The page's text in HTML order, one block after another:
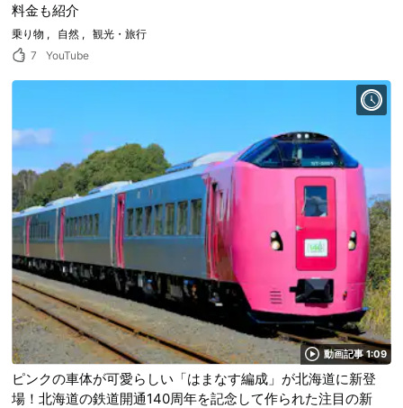
料金も紹介
乗り物 自然
観光・旅行
7
YouTube
動画記事 1:09
ピンクの車体が可愛らしい「はまなす編成」が北海道に新登
場！北海道の鉄道開通140周年を記念して作られた注目の新